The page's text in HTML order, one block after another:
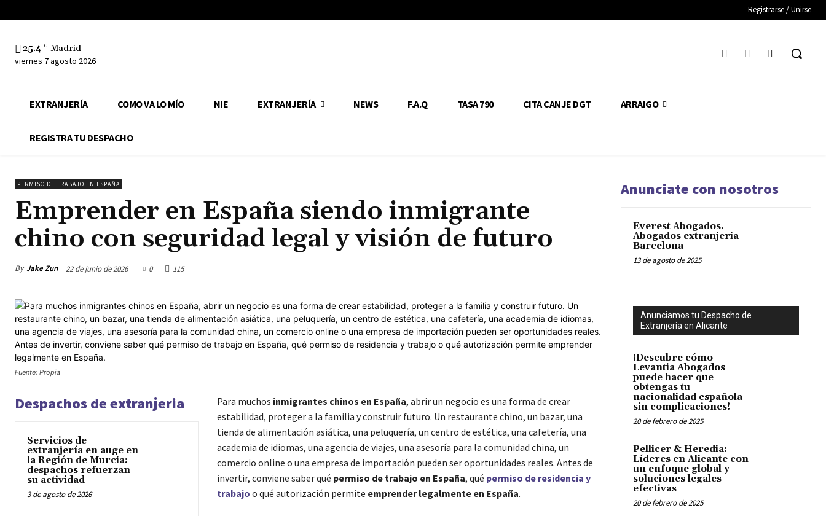
Registrarse / Unirse
25.4 C Madrid
viernes 7 agosto 2026
EXTRANJERÍA COMO VA LO MÍO NIE EXTRANJERÍA NEWS F.A.Q TASA 790 CITA CANJE DGT ARRAIGO
REGISTRA TU DESPACHO
PERMISO DE TRABAJO EN ESPAÑA
Emprender en España siendo inmigrante
chino con seguridad legal y visión de futuro
By Jake Zun 22 de junio de 2026 0 115
Fuente: Propia
Despachos de extranjeria
Servicios de
extranjería en auge en
la Región de Murcia:
despachos refuerzan
su actividad
3 de agosto de 2026
Para muchos inmigrantes chinos en España, abrir un negocio es una forma de crear
estabilidad, proteger a la familia y construir futuro. Un restaurante chino, un bazar, una
tienda de alimentación asiática, una peluquería, un centro de estética, una cafetería, una
academia de idiomas, una agencia de viajes, una asesoría para la comunidad china, un
comercio online o una empresa de importación pueden ser oportunidades reales. Antes de
invertir, conviene saber qué permiso de trabajo en España, qué permiso de residencia y
trabajo o qué autorización permite emprender legalmente en España.
Anunciate con nosotros
Everest Abogados.
Abogados extranjeria
Barcelona
13 de agosto de 2025
Anunciamos tu Despacho de
Extranjería en Alicante
¡Descubre cómo
Levantia Abogados
puede hacer que
obtengas tu
nacionalidad española
sin complicaciones!
20 de febrero de 2025
Pellicer & Heredia:
Líderes en Alicante con
un enfoque global y
soluciones legales
efectivas
20 de febrero de 2025